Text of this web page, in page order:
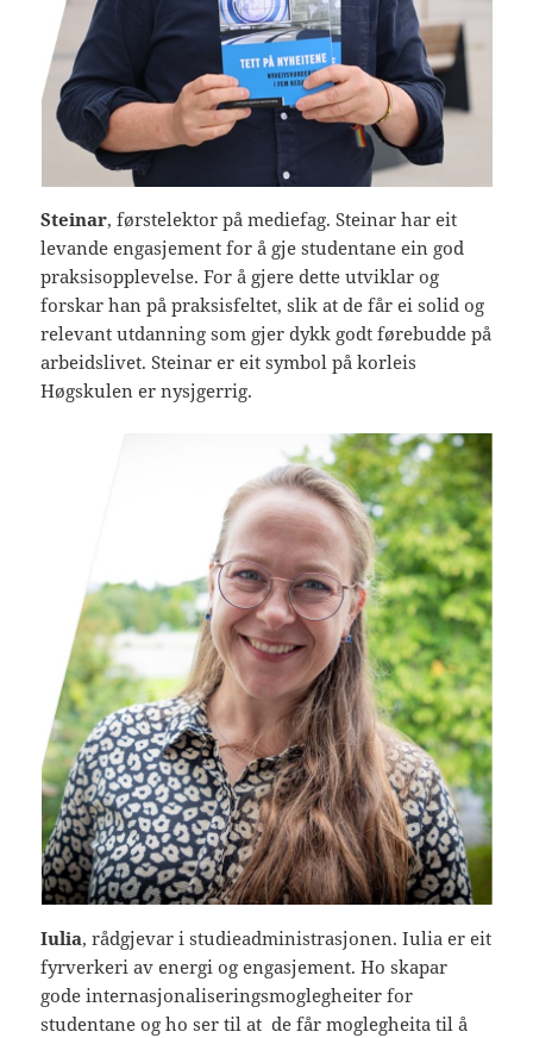
Steinar, førstelektor på mediefag. Steinar har eit
levande engasjement for å gje studentane ein god
praksisopplevelse. For å gjere dette utviklar og
forskar han på praksisfeltet, slik at de får ei solid og
relevant utdanning som gjer dykk godt førebudde på
arbeidslivet. Steinar er eit symbol på korleis
Høgskulen er nysjgerrig.
Iulia, rådgjevar i studieadministrasjonen. Iulia er eit
fyrverkeri av energi og engasjement. Ho skapar
gode internasjonaliseringsmoglegheiter for
studentane og ho ser til at de får moglegheita til å